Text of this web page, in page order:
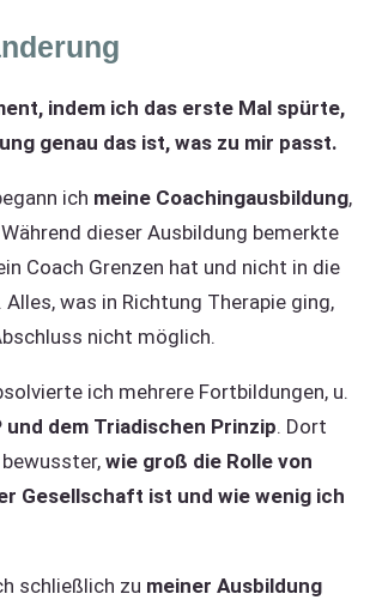
indem ich das erste Mal spürte,
genau das ist, was zu mir passt.
ich meine Coachingausbildung,
dieser Ausbildung bemerkte
Coach Grenzen hat und nicht in die
Alles, was in Richtung Therapie ging,
nicht möglich.
ich mehrere Fortbildungen, u.
und dem Triadischen Prinzip. Dort
wie groß die Rolle von
Gesellschaft ist und wie wenig ich
schließlich zu meiner Ausbildung